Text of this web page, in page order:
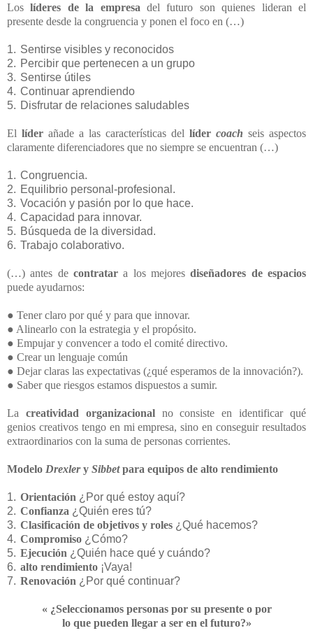
Loslíderes de la empresa del futuro son quienes lideran el
presente desde la congruencia y ponen el foco en (…)
1. Sentirse visibles y reconocidos
2. Percibir que pertenecen a un grupo
3. Sentirse útiles
4. Continuar aprendiendo
5. Disfrutar de relaciones saludables
El líder añade a las características del líder coach seis aspectos
claramente diferenciadores que no siempre se encuentran (…)
1. Congruencia.
2. Equilibrio personal-profesional.
3. Vocación y pasión por lo que hace.
4. Capacidad para innovar.
5. Búsqueda de la diversidad.
6. Trabajo colaborativo.
(…) antes de contratar a los mejoresdiseñadores de espacios
puede ayudarnos:
● Tener claro por qué y para que innovar.
● Alinearlo con la estrategia y el propósito.
● Empujar y convencer a todo el comité directivo.
● Crear un lenguaje común
● Dejar claras las expectativas (¿qué esperamos de la innovación?).
● Saber que riesgos estamos dispuestos a sumir.
La creatividad organizacionalno consiste en identificar qué
genios creativos tengo en mi empresa, sino en conseguir resultados
extraordinarios con la suma de personas corrientes.
Modelo Drexlery Sibbetpara equipos de alto rendimiento
1. Orientación ¿Por qué estoy aquí?
2. Confianza ¿Quién eres tú?
3. Clasificación de objetivos y roles ¿Qué hacemos?
4. Compromiso ¿Cómo?
5. Ejecución ¿Quién hace qué y cuándo?
6. alto rendimiento ¡Vaya!
7. Renovación ¿Por qué continuar?
« ¿Seleccionamos personas por su presente o por
lo que pueden llegar a ser en el futuro?»